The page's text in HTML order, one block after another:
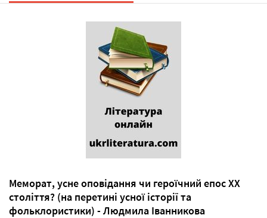
Меморат, усне оповідання чи героїчний епос ХХ
століття? (на перетині усної історії та
фольклористики) - Людмила Іванникова